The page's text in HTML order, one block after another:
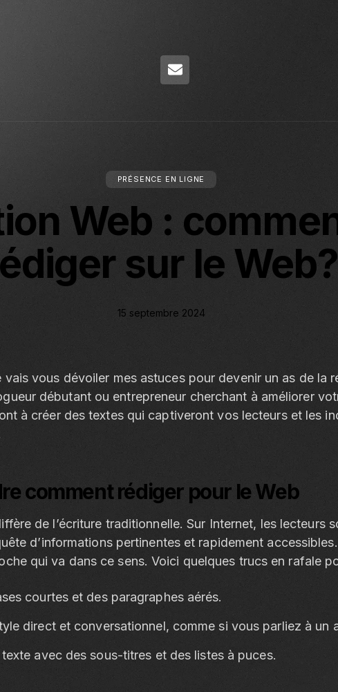
PRÉSENCE EN LIGNE
Web :
sur le Web?
15 septembre 2024
vais vous dévoiler mes astuces pour devenir un as de la
débutant ou entrepreneur cherchant à améliorer
à créer des textes qui captiveront vos lecteurs et les
comment rédiger pour le Web
de l’écriture traditionnelle. Sur Internet, les lecteurs
d’informations pertinentes et rapidement
qui va dans ce sens. Voici quelques trucs en rafale
courtes et des paragraphes aérés.
direct et conversationnel, comme si vous parliez à un
avec des sous-titres et des listes à puces.